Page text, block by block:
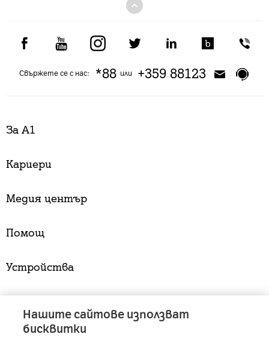
Свържете се с нас: *88или +359 88123
За А1
Кариери
Медия център
Помощ
Устройства
Нашите сайтове използват
бисквитки